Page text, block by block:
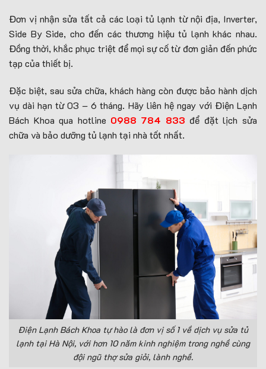
Đơn vị nhận sửa tất cả các loại tủ lạnh từ nội địa, Inverter,
Side By Side, cho đến các thương hiệu tủ lạnh khác nhau.
Đồng thời, khắc phục triệt để mọi sự cố từ đơn giản đến phức
tạp của thiết bị.
Đặc biệt, sau sửa chữa, khách hàng còn được bảo hành dịch
vụ dài hạn từ 03 – 6 tháng. Hãy liên hệ ngay với Điện Lạnh
Bách Khoa qua hotline 0988 784 833 để đặt lịch sửa
chữa và bảo dưỡng tủ lạnh tại nhà tốt nhất.
Điện Lạnh Bách Khoa tự hào là đơn vị số 1 về dịch vụ sửa tủ
lạnh tại Hà Nội, với hơn 10 năm kinh nghiệm trong nghề cùng
đội ngũ thợ sửa giỏi, lành nghề.